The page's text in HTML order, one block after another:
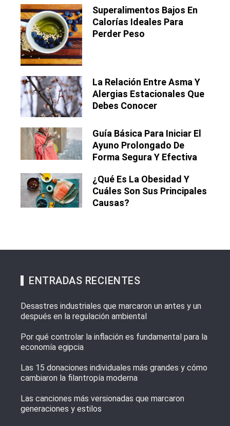
Superalimentos Bajos En
Calorías Ideales Para
Perder Peso
La Relación Entre Asma Y
Alergias Estacionales Que
Debes Conocer
Guía Básica Para Iniciar El
Ayuno Prolongado De
Forma Segura Y Efectiva
¿Qué Es La Obesidad Y
Cuáles Son Sus Principales
Causas?
ENTRADAS RECIENTES
Desastres industriales que marcaron un antes y un
después en la regulación ambiental
Por qué controlar la inflación es fundamental para la
economía egipcia
Las 15 donaciones individuales más grandes y cómo
cambiaron la filantropía moderna
Las canciones más versionadas que marcaron
generaciones y estilos